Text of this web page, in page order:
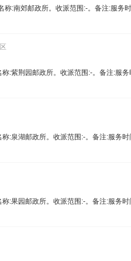
:南郊邮政所。收派范围:-。备注:服务
:紫荆园邮政所。收派范围:-。备注:服
:泉湖邮政所。收派范围:-。备注:服务
:果园邮政所。收派范围:-。备注:服务